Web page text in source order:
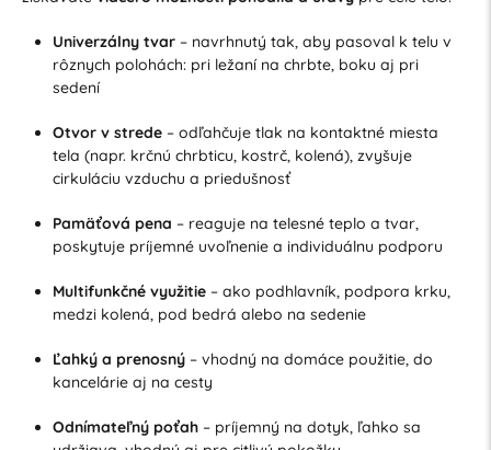
Univerzálny tvar– navrhnutý tak, aby pasoval k telu v
rôznych polohách: pri ležaní na chrbte, boku aj pri
sedení
Otvor v strede– odľahčuje tlak na kontaktné miesta
tela (napr. krčnú chrbticu, kostrč, kolená), zvyšuje
cirkuláciu vzduchu a priedušnosť
Pamäťová pena – reaguje na telesné teplo a tvar,
poskytuje príjemné uvoľnenie a individuálnu podporu
Multifunkčné využitie– ako podhlavník, podpora krku,
medzi kolená, pod bedrá alebo na sedenie
Ľahký a prenosný– vhodný na domáce použitie, do
kancelárie aj na cesty
Odnímateľný poťah– príjemný na dotyk, ľahko sa